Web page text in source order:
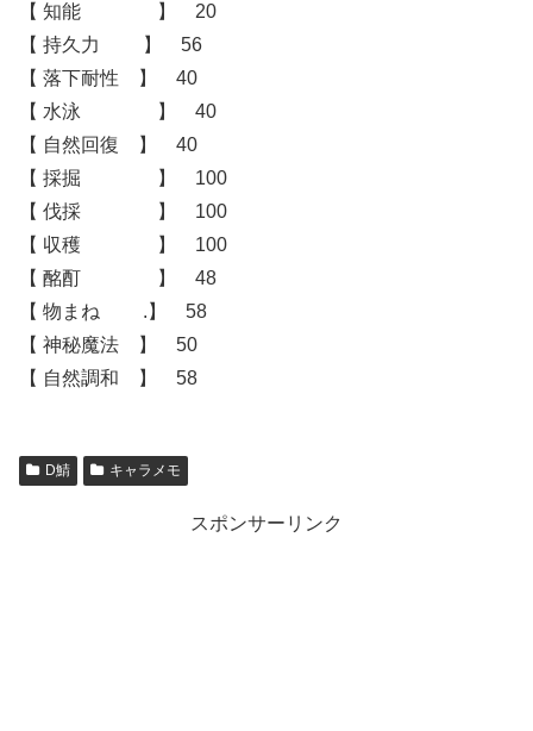
【 知能 】 20
【 持久力 】 56
【 落下耐性 】 40
【 水泳 】 40
【 自然回復 】 40
【 採掘 】 100
【 伐採 】 100
【 収穫 】 100
【 酩酊 】 48
【 物まね .】 58
【 神秘魔法 】 50
【 自然調和 】 58
D鯖 キャラメモ
スポンサーリンク